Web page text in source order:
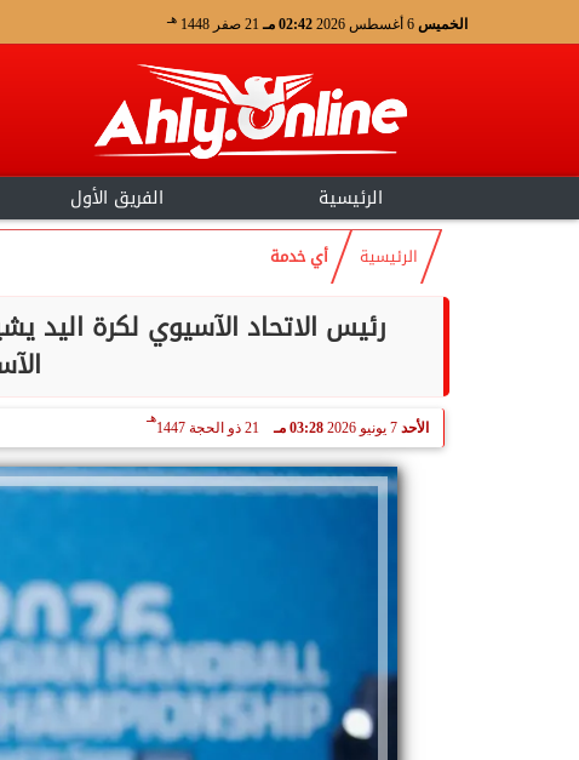
الخميس 02:42 مـ 21 صفر 1448 هـ
الرئيسية الفريق الأول
الرئيسية أي خدمة
رئيس الاتحاد الآسيوي لكرة اليد
الأحد 7 يونيو 2026 03:28 مـ 21 ذو الحجة 1447
هـ